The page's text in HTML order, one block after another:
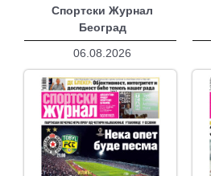
Спортски Журнал
Београд
06.08.2026